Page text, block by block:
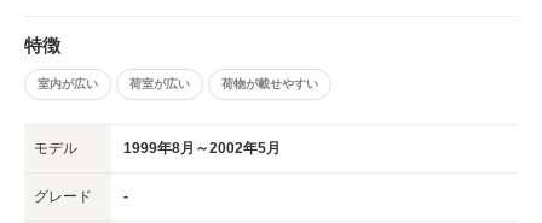
特徴
室内が広い 荷室が広い 荷物が載せやすい
モデル 1999年8月～2002年5月
グレード -